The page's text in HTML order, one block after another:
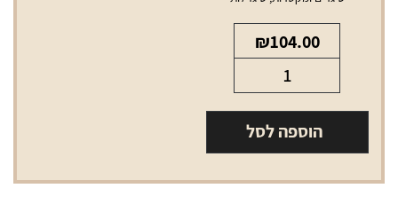
₪104.00
של
סיגרלות
דוידוף
הוספה לסל